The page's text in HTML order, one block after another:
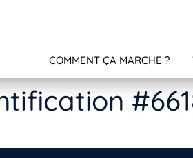
COMMENT ÇA MARCHE ?